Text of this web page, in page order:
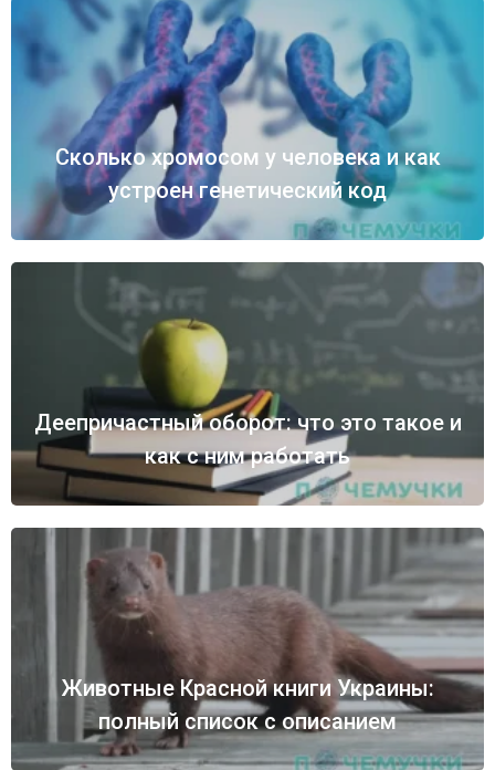
Сколько хромосом у человека и как
устроен генетический код
Деепричастный оборот: что это такое и
как с ним работать
Животные Красной книги Украины:
полный список с описанием